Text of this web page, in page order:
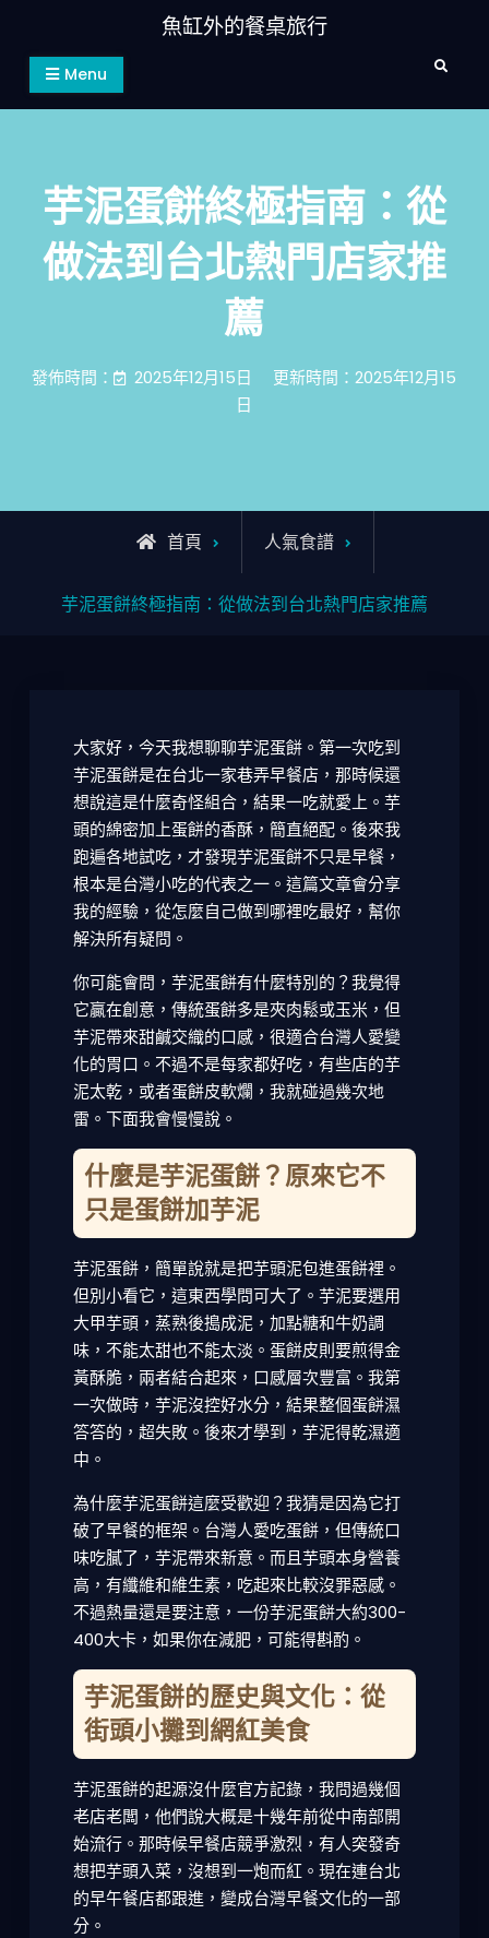
content
魚缸外的餐桌旅行
Menu Search
芋泥蛋餅終極指南：從
做法到台北熱門店家推
薦
發佈時間： 2025年12月15日
更新時間：2025年12月15
日
首頁 人氣食譜
芋泥蛋餅終極指南：從做法到台北熱門店家推薦
大家好，今天我想聊聊芋泥蛋餅。第一次吃到
芋泥蛋餅是在台北一家巷弄早餐店，那時候還
想說這是什麼奇怪組合，結果一吃就愛上。芋
頭的綿密加上蛋餅的香酥，簡直絕配。後來我
跑遍各地試吃，才發現芋泥蛋餅不只是早餐，
根本是台灣小吃的代表之一。這篇文章會分享
我的經驗，從怎麼自己做到哪裡吃最好，幫你
解決所有疑問。
你可能會問，芋泥蛋餅有什麼特別的？我覺得
它贏在創意，傳統蛋餅多是夾肉鬆或玉米，但
芋泥帶來甜鹹交織的口感，很適合台灣人愛變
化的胃口。不過不是每家都好吃，有些店的芋
泥太乾，或者蛋餅皮軟爛，我就碰過幾次地
雷。下面我會慢慢說。
什麼是芋泥蛋餅？原來它不
只是蛋餅加芋泥
芋泥蛋餅，簡單說就是把芋頭泥包進蛋餅裡。
但別小看它，這東西學問可大了。芋泥要選用
大甲芋頭，蒸熟後搗成泥，加點糖和牛奶調
味，不能太甜也不能太淡。蛋餅皮則要煎得金
黃酥脆，兩者結合起來，口感層次豐富。我第
一次做時，芋泥沒控好水分，結果整個蛋餅濕
答答的，超失敗。後來才學到，芋泥得乾濕適
中。
為什麼芋泥蛋餅這麼受歡迎？我猜是因為它打
破了早餐的框架。台灣人愛吃蛋餅，但傳統口
味吃膩了，芋泥帶來新意。而且芋頭本身營養
高，有纖維和維生素，吃起來比較沒罪惡感。
不過熱量還是要注意，一份芋泥蛋餅大約300-
400大卡，如果你在減肥，可能得斟酌。
芋泥蛋餅的歷史與文化：從
街頭小攤到網紅美食
芋泥蛋餅的起源沒什麼官方記錄，我問過幾個
老店老闆，他們說大概是十幾年前從中南部開
始流行。那時候早餐店競爭激烈，有人突發奇
想把芋頭入菜，沒想到一炮而紅。現在連台北
的早午餐店都跟進，變成台灣早餐文化的一部
分。